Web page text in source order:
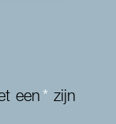
een* zijn